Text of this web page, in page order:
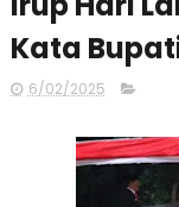
Kata
6/02/2025